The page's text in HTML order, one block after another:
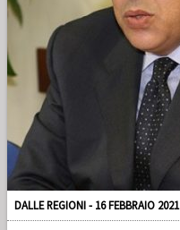
DALLE REGIONI - 16 FEBBRAIO 2021